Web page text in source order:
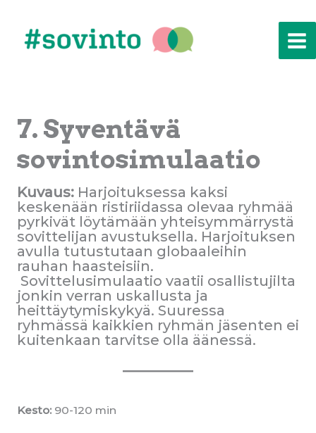
7. Syventävä
sovintosimulaatio
Kuvaus:Harjoituksessa kaksi
keskenään ristiriidassa olevaa ryhmää
pyrkivät löytämään yhteisymmärrystä
sovittelijan avustuksella. Harjoituksen
avulla tutustutaan globaaleihin
rauhan haasteisiin.
Sovittelusimulaatio vaatii osallistujilta
jonkin verran uskallusta ja
heittäytymiskykyä. Suuressa
ryhmässä kaikkien ryhmän jäsenten ei
kuitenkaan tarvitse olla äänessä.
Kesto:90-120 min